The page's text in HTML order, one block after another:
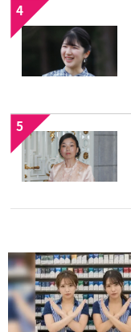
4
5